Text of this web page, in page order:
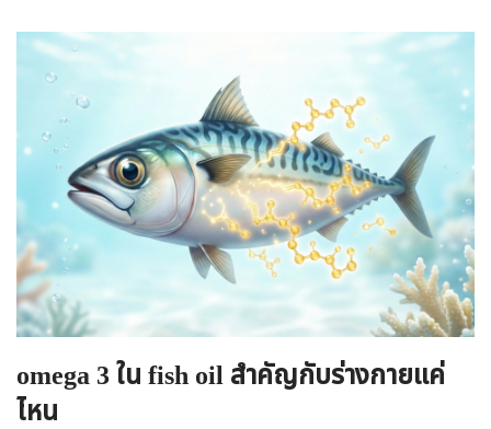
omega 3 ใน fish oil สำคัญกับร่างกายแค่
ไหน